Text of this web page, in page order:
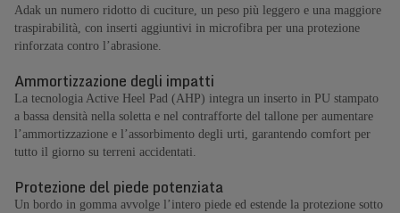
Adak un numero ridotto di cuciture, un peso più leggero e una maggiore
traspirabilità, con inserti aggiuntivi in microfibra per una protezione
rinforzata contro l’abrasione.
Ammortizzazione degli impatti
La tecnologia Active Heel Pad (AHP) integra un inserto in PU stampato
a bassa densità nella soletta e nel contrafforte del tallone per aumentare
l’ammortizzazione e l’assorbimento degli urti, garantendo comfort per
tutto il giorno su terreni accidentati.
Protezione del piede potenziata
Un bordo in gomma avvolge l’intero piede ed estende la protezione sotto